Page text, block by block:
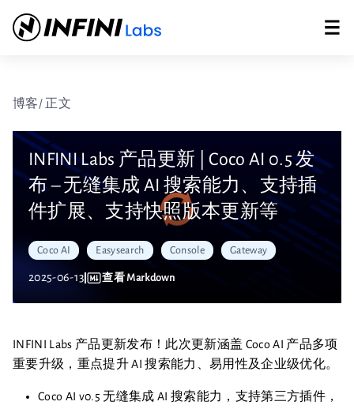
博客/ 正文
INFINI Labs 产品更新 | Coco AI 0.5 发
布 – 无缝集成 AI 搜索能力、支持插
件扩展、支持快照版本更新等
Coco AI Easysearch Console Gateway
2025-06-13 查看 Markdown
INFINI Labs 产品更新发布！此次更新涵盖 Coco AI 产品多项
重要升级，重点提升 AI 搜索能力、易用性及企业级优化。
Coco AI v0.5 无缝集成 AI 搜索能力，支持第三方插件，